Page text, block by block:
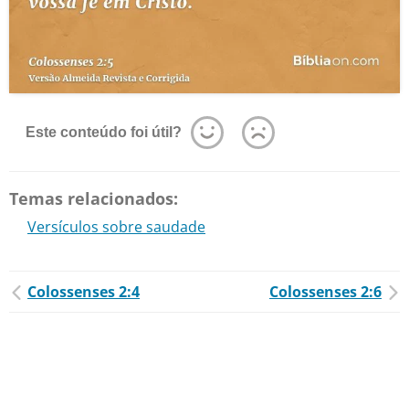
Este conteúdo foi útil?
Temas relacionados:
Versículos sobre saudade
Colossenses 2:4 Colossenses 2:6